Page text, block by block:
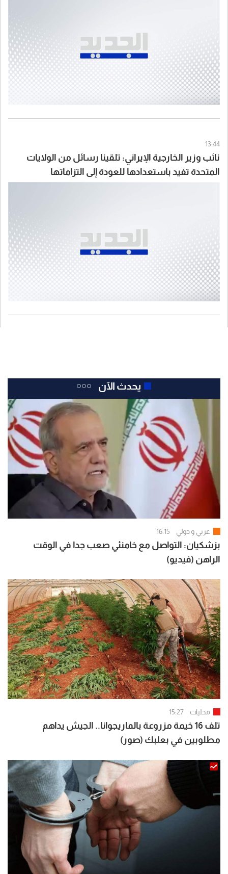
13:44
نائب وزير الخارجية الإيراني: تلقينا رسائل من الولايات
المتحدة تفيد باستعدادها للعودة إلى التزاماتها
يحدث الآن
عربي و دولي 16:15
بزشكيان: التواصل مع خامنئي صعب جدا في الوقت
الراهن (فيديو)
محليات 15:27
تلف 16 خيمة مزروعة بالماريجوانا.. الجيش يداهم
مطلوبين في بعلبك (صور)